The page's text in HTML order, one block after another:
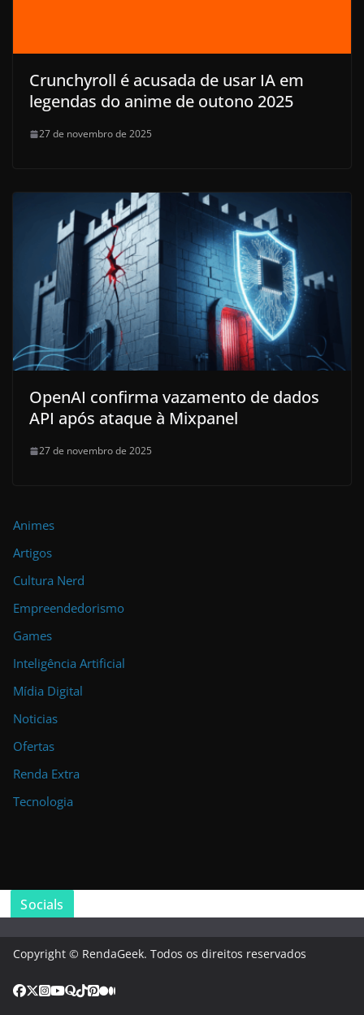
Crunchyroll é acusada de usar IA em
legendas do anime de outono 2025
27 de novembro de 2025
OpenAI confirma vazamento de dados
API após ataque à Mixpanel
27 de novembro de 2025
Animes
Artigos
Cultura Nerd
Empreendedorismo
Games
Inteligência Artificial
Mídia Digital
Noticias
Ofertas
Renda Extra
Tecnologia
Socials
Copyright © RendaGeek. Todos os direitos reservados